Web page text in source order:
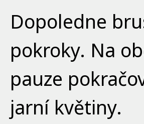
Dopoledne
pokroky. Na
pauze
jarní květiny.